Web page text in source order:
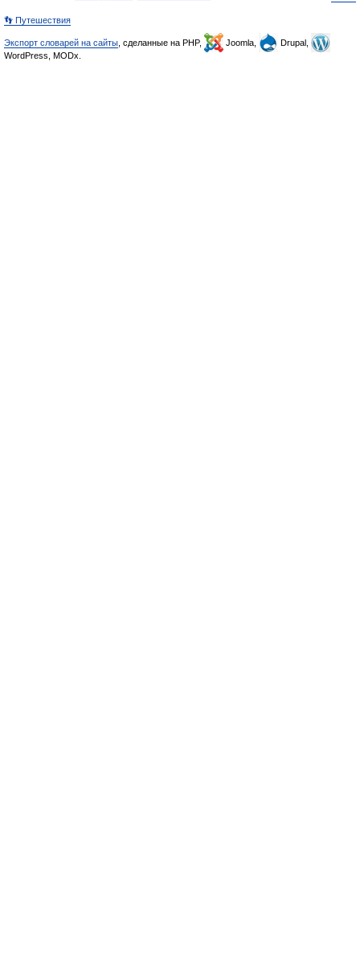
👣 Путешествия
Экспорт словарей на сайты , сделанные на PHP, Joomla,
Drupal,
WordPress, MODx.